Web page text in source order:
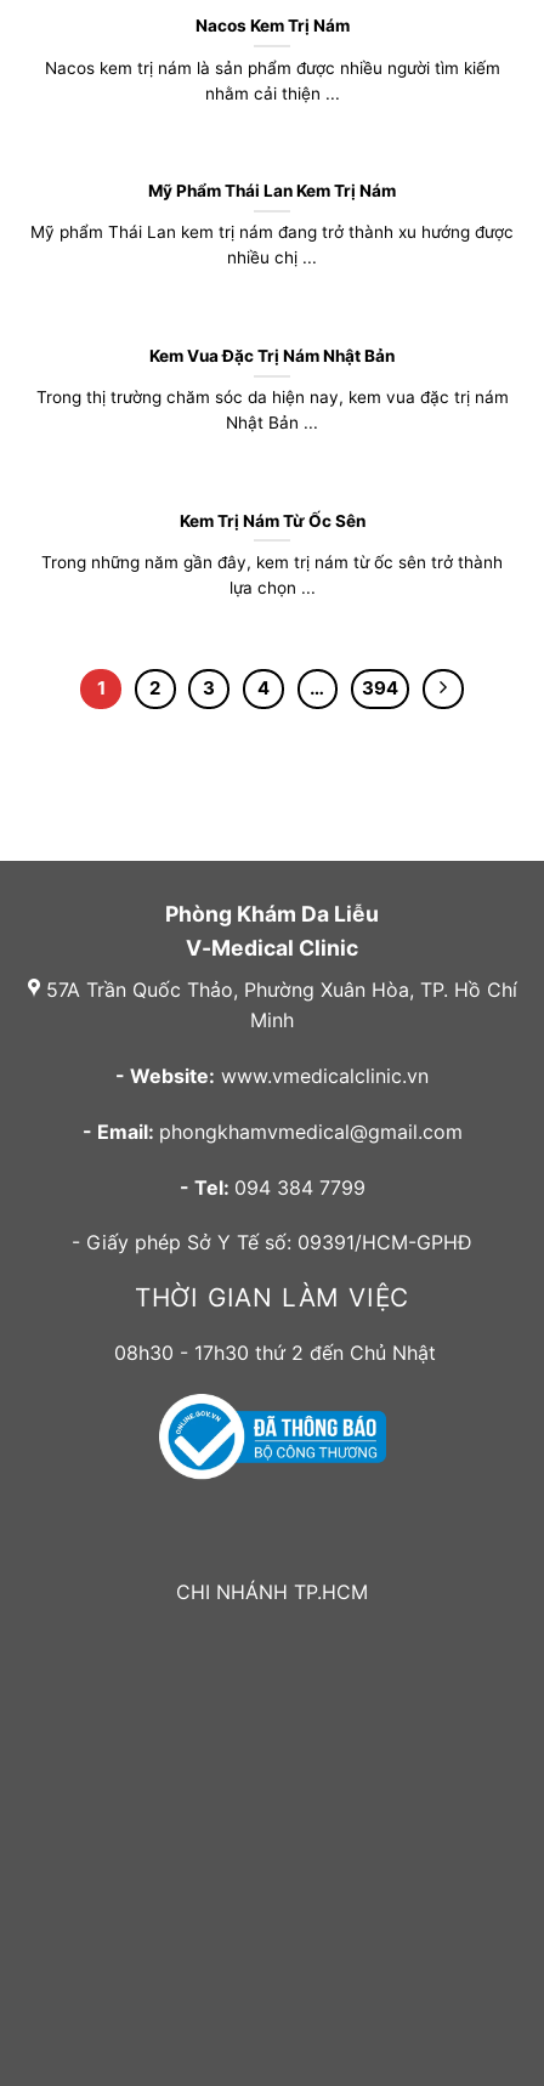
Nacos Kem Trị Nám
Nacos kem trị nám là sản phẩm được nhiều người tìm kiếm
nhằm cải thiện ...
Mỹ Phẩm Thái Lan Kem Trị Nám
Mỹ phẩm Thái Lan kem trị nám đang trở thành xu hướng được
nhiều chị ...
Kem Vua Đặc Trị Nám Nhật Bản
Trong thị trường chăm sóc da hiện nay, kem vua đặc trị nám
Nhật Bản ...
Kem Trị Nám Từ Ốc Sên
Trong những năm gần đây, kem trị nám từ ốc sên trở thành
lựa chọn ...
1 2 3 4 … 394
Phòng Khám Da Liễu
V-Medical Clinic
57A Trần Quốc Thảo, Phường Xuân Hòa, TP. Hồ Chí
Minh
- Website: www.vmedicalclinic.vn
- Email: phongkhamvmedical@gmail.com
- Tel: 094 384 7799
- Giấy phép Sở Y Tế số: 09391/HCM-GPHĐ
THỜI GIAN LÀM VIỆC
08h30 - 17h30 thứ 2 đến Chủ Nhật
CHI NHÁNH TP.HCM